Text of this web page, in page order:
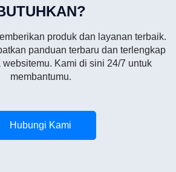
produk dan layanan terbaik.
panduan terbaru dan terlengkap
websitemu. Kami di sini 24/7 untuk
membantumu.
Hubungi Kami